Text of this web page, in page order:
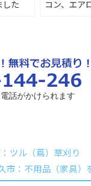
した
コン、エア
話がかけられます
ツル（蔦）草刈り
市：不用品（家具